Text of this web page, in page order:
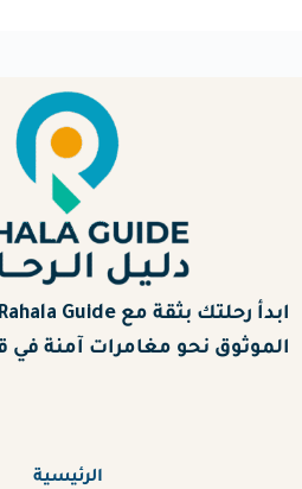
الموثوق نحو مغامرات آمنة في
الرئيسية